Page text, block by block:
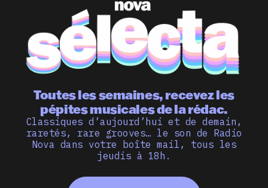
Toutes les semaines, recevez les
pépites musicales de la rédac.
Classiques d’aujourd’hui et de demain,
raretés, rare grooves… le son de Radio
Nova dans votre boîte mail, tous les
jeudis à 18h.